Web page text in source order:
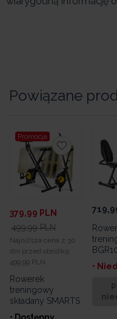
Powiązane
Promocja
379,99 PLN
499,99 PLN
Najniższa cena z 30
dni przed obniżką:
499,99 PLN
Rowerek
treningowy
składany SMARTS
•